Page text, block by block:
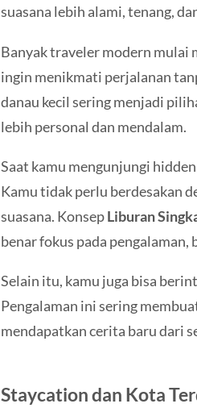
suasana lebih alami, tenang,
Banyak traveler modern mulai
ingin menikmati perjalanan
danau kecil sering menjadi
lebih personal dan mendalam.
Saat kamu mengunjungi
Kamu tidak perlu berdesakan
suasana. KonsepLiburan
benar fokus pada
Selain itu, kamu juga bisa
Pengalaman ini sering
mendapatkan cerita baru dari
Staycation dan Kota